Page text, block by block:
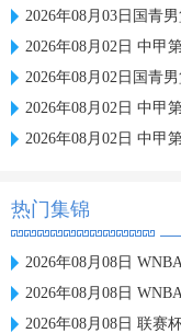
2026年08月03日国青男
2026年08月02日 中甲
2026年08月02日国青男篮
2026年08月02日 中甲
2026年08月02日 中甲
热门集锦
2026年08月08日 WNBA常
2026年08月08日 WNBA常
2026年08月08日 联赛杯